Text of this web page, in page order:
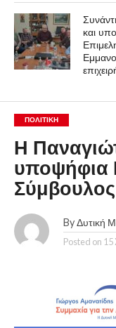
και
ΠΟΛΙΤΙΚΉ
Η
υποψήφια
By Δυτική
Posted on 15